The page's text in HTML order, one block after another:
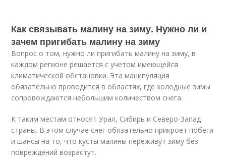
Как связывать малину на зиму. Нужно ли и
зачем пригибать малину на зиму
Вопрос о том, нужно ли пригибать малину на зиму, в
каждом регионе решается с учетом имеющейся
климатической обстановки. Эта манипуляция
обязательно проводится в областях, где холодные зимы
сопровождаются небольшим количеством снега.
К таким местам относят Урал, Сибирь и Северо-Запад
страны. В этом случае снег обязательно прикроет побеги
и шансы на то, что кусты малины переживут зиму без
повреждений возрастут.